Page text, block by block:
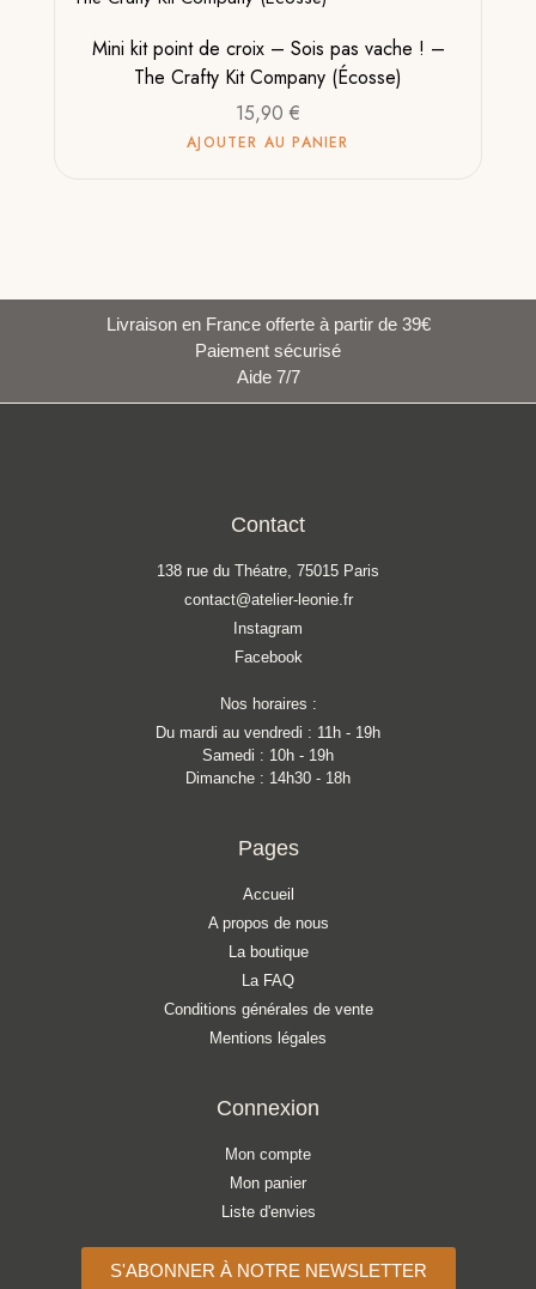
Mini kit point de croix – Sois pas vache ! –
The Crafty Kit Company (Écosse)
15,90 €
AJOUTER AU PANIER
Livraison en France offerte à partir de 39€
Paiement sécurisé
Aide 7/7
Contact
138 rue du Théatre, 75015 Paris
contact@atelier-leonie.fr
Instagram
Facebook
Nos horaires :
Du mardi au vendredi : 11h - 19h
Samedi : 10h - 19h
Dimanche : 14h30 - 18h
Pages
Accueil
A propos de nous
La boutique
La FAQ
Conditions générales de vente
Mentions légales
Connexion
Mon compte
Mon panier
Liste d'envies
S'ABONNER À NOTRE NEWSLETTER